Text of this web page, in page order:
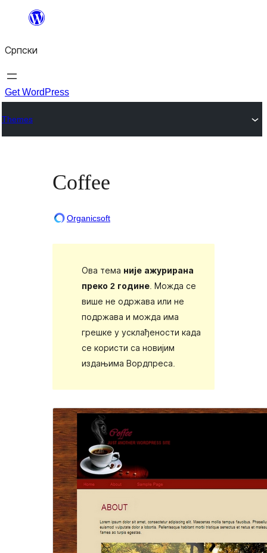
Скочи
садржај
Српски
Get WordPress
Themes
Coffee
Organicsoft
Ова тема није ажурирана
преко 2 године. Можда се
више не одржава или не
подржава и можда има
грешке у усклађености када
се користи са новијим
издањима Вордпреса.